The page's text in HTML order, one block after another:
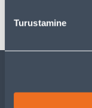
Turustamine